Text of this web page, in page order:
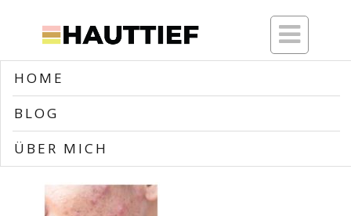

HOME
BLOG
ÜBER MICH
Home
1521750549086